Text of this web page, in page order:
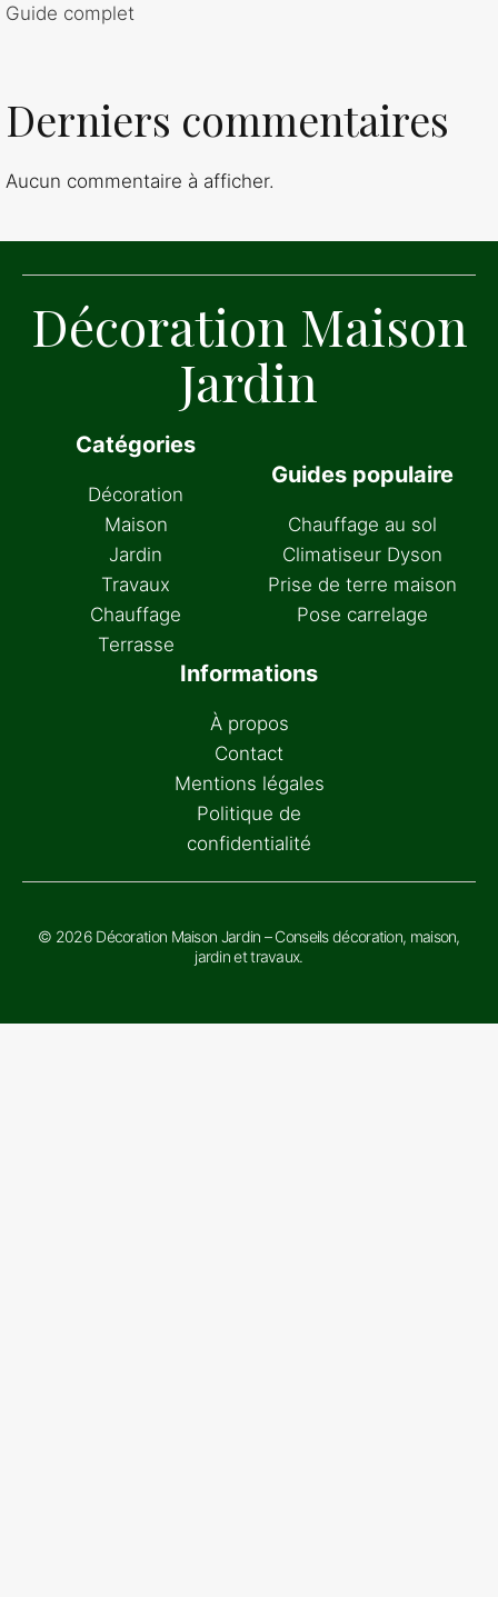
Guide complet
Derniers commentaires
Aucun commentaire à afficher.
Décoration Maison
Jardin
Catégories
Décoration
Maison
Jardin
Travaux
Chauffage
Terrasse
Guides populaire
Chauffage au sol
Climatiseur Dyson
Prise de terre maison
Pose carrelage
Informations
À propos
Contact
Mentions légales
Politique de
confidentialité
© 2026 Décoration Maison Jardin – Conseils décoration, maison,
jardin et travaux.